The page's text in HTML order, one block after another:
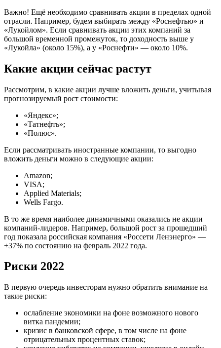
Важно! Ещё необходимо сравнивать акции в пределах одной
отрасли. Например, будем выбирать между «Роснефтью» и
«Лукойлом». Если сравнивать акции этих компаний за
большой временной промежуток, то доходность выше у
«Лукойла» (около 15%), а у «Роснефти» — около 10%.
Какие акции сейчас растут
Рассмотрим, в какие акции лучше вложить деньги, учитывая
прогнозируемый рост стоимости:
«Яндекс»;
«Татнефть»;
«Полюс».
Если рассматривать иностранные компании, то выгодно
вложить деньги можно в следующие акции:
Amazon;
VISA;
Applied Materials;
Wells Fargo.
В то же время наиболее динамичными оказались не акции
компаний-лидеров. Например, большой рост за прошедший
год показала российская компания «Россети Ленэнерго» —
+37% по состоянию на февраль 2022 года.
Риски 2022
В первую очередь инвесторам нужно обратить внимание на
такие риски:
ослабление экономики на фоне возможного нового
витка пандемии;
кризис в банковской сфере, в том числе на фоне
отрицательных процентных ставок;